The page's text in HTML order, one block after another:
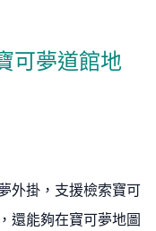
可夢道館地
外掛，支援檢索寶可
還能夠在寶可夢地圖